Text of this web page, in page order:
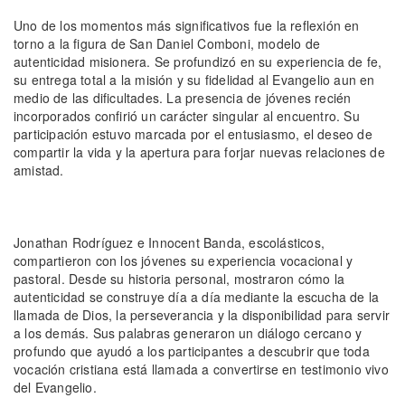
Uno de los momentos más significativos fue la reflexión en
torno a la figura de San Daniel Comboni, modelo de
autenticidad misionera. Se profundizó en su experiencia de fe,
su entrega total a la misión y su fidelidad al Evangelio aun en
medio de las dificultades. La presencia de jóvenes recién
incorporados confirió un carácter singular al encuentro. Su
participación estuvo marcada por el entusiasmo, el deseo de
compartir la vida y la apertura para forjar nuevas relaciones de
amistad.
Jonathan Rodríguez e Innocent Banda, escolásticos,
compartieron con los jóvenes su experiencia vocacional y
pastoral. Desde su historia personal, mostraron cómo la
autenticidad se construye día a día mediante la escucha de la
llamada de Dios, la perseverancia y la disponibilidad para servir
a los demás. Sus palabras generaron un diálogo cercano y
profundo que ayudó a los participantes a descubrir que toda
vocación cristiana está llamada a convertirse en testimonio vivo
del Evangelio.